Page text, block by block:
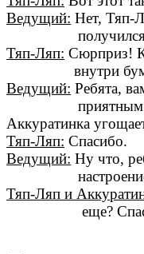
Ведущий: Нет, Тяп-
получился
Тяп-Ляп: Сюрприз!
внутри
Ведущий: Ребята,
Аккуратинка
Тяп-Ляп: Спасибо.
Ведущий: Ну что,
Тяп-Ляп и
еще? Спасибо.